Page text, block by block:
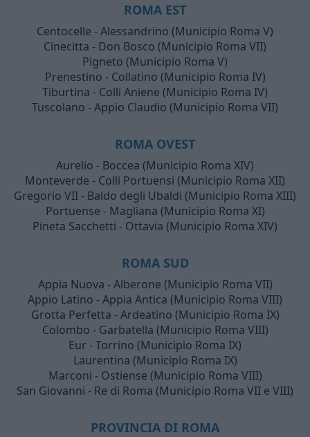
ROMA EST
Centocelle - Alessandrino (Municipio Roma V)
Cinecitta - Don Bosco (Municipio Roma VII)
Pigneto (Municipio Roma V)
Prenestino - Collatino (Municipio Roma IV)
Tiburtina - Colli Aniene (Municipio Roma IV)
Tuscolano - Appio Claudio (Municipio Roma VII)
ROMA OVEST
Aurelio - Boccea (Municipio Roma XIV)
Monteverde - Colli Portuensi (Municipio Roma XII)
Gregorio VII - Baldo degli Ubaldi (Municipio Roma XIII)
Portuense - Magliana (Municipio Roma XI)
Pineta Sacchetti - Ottavia (Municipio Roma XIV)
ROMA SUD
Appia Nuova - Alberone (Municipio Roma VII)
Appio Latino - Appia Antica (Municipio Roma VIII)
Grotta Perfetta - Ardeatino (Municipio Roma IX)
Colombo - Garbatella (Municipio Roma VIII)
Eur - Torrino (Municipio Roma IX)
Laurentina (Municipio Roma IX)
Marconi - Ostiense (Municipio Roma VIII)
San Giovanni - Re di Roma (Municipio Roma VII e VIII)
PROVINCIA DI ROMA